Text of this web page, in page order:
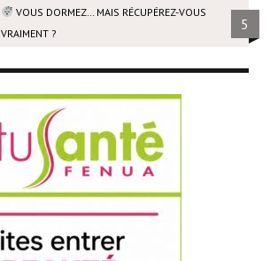
VOUS DORMEZ… MAIS RÉCUPÉREZ-VOUS
VRAIMENT ?
5